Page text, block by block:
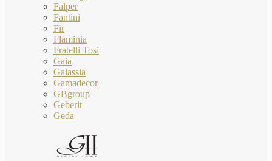
Falper
Fantini
Fir
Flaminia
Fratelli Tosi
Gaia
Galassia
Gamadecor
GBgroup
Geberit
Geda